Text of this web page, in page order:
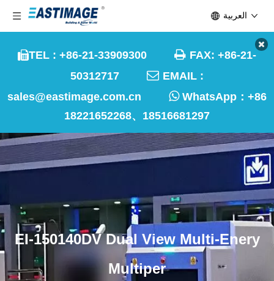
TEL : +86-21-33909300  FAX: +86-21-
50312717  EMAIL :
sales@eastimage.com.cn
WhatsApp： +86
18221652268、18516681297
العربية
EI-150140DV Dual View Multi-Enery
Multiper